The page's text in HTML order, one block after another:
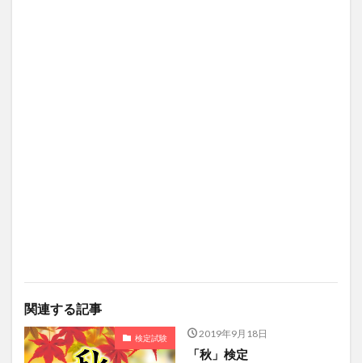
関連する記事
検定試験 2019年9月18日
「秋」検定